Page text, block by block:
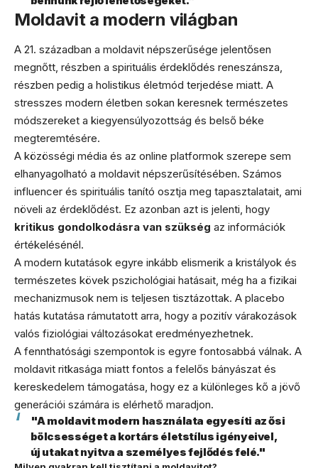
Moldavit a modern világban
A 21. században a moldavit népszerűsége jelentősen
megnőtt, részben a spirituális érdeklődés reneszánsza,
részben pedig a holistikus életmód terjedése miatt. A
stresszes modern életben sokan keresnek természetes
módszereket a kiegyensúlyozottság és belső béke
megteremtésére.
A közösségi média és az online platformok szerepe sem
elhanyagolható a moldavit népszerűsítésében. Számos
influencer és spirituális tanító osztja meg tapasztalatait, ami
növeli az érdeklődést. Ez azonban azt is jelenti, hogy
kritikus gondolkodásra van szükség az információk
értékelésénél.
A modern kutatások egyre inkább elismerik a kristályok és
természetes kövek pszichológiai hatásait, még ha a fizikai
mechanizmusok nem is teljesen tisztázottak. A placebo
hatás kutatása rámutatott arra, hogy a pozitív várakozások
valós fiziológiai változásokat eredményezhetnek.
A fennthatósági szempontok is egyre fontosabbá válnak. A
moldavit ritkasága miatt fontos a felelős bányászat és
kereskedelem támogatása, hogy ez a különleges kő a jövő
generációi számára is elérhető maradjon.
"A moldavit modern használata egyesíti az ősi
bölcsességet a kortárs életstílus igényeivel,
új utakat nyitva a személyes fejlődés felé."